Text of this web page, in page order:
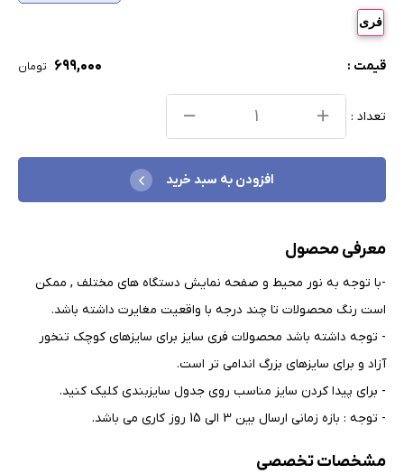
فری
قیمت : ۶۹۹,۰۰۰ تومان
تعداد :
افزودن به سبد خرید
معرفی محصول
-با توجه به نور محیط و صفحه نمایش دستگاه های مختلف , ممکن
است رنگ محصولات تا چند درجه با واقعیت مغایرت داشته باشد.
- توجه داشته باشد محصولات فری سایز برای سایزهای کوچک تنخور
آزاد و برای سایزهای بزرگ اندامی تر است.
- برای پیدا کردن سایز مناسب روی جدول سایزبندی کلیک کنید.
- توجه : بازه زمانی ارسال بین 3 الی 15 روز کاری می باشد.
مشخصات تخصصی